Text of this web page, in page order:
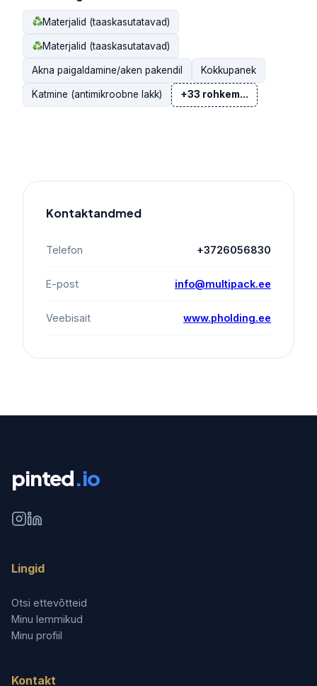
Materjalid (taaskasutatavad)
Materjalid (taaskasutatavad)
Akna paigaldamine/aken pakendil Kokkupanek
Katmine (antimikroobne lakk) +33 rohkem...
Kontaktandmed
Telefon +3726056830
E-post info@multipack.ee
Veebisait www.pholding.ee
pinted.io
Lingid
Otsi ettevõtteid
Minu lemmikud
Minu profiil
Kontakt